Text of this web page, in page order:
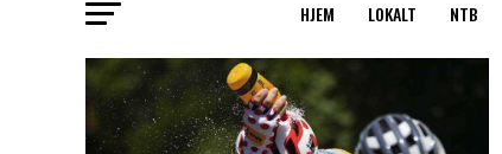
HJEM LOKALT NTB